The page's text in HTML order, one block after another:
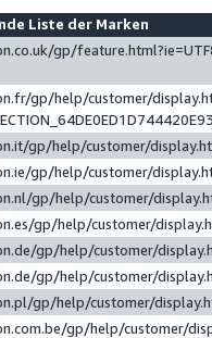
Liste der Marken
gp/
gp/help/customer/
gp/help/customer/
gp/help/customer/
gp/help/customer/
gp/help/customer/
gp/help/customer/
gp/help/customer/
gp/help/customer/
gp/help/customer/